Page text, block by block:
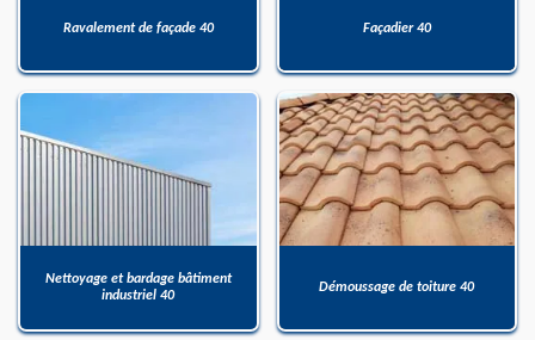
Ravalement de façade 40 Façadier 40
Nettoyage et bardage bâtiment
industriel 40
Démoussage de toiture 40